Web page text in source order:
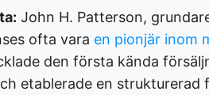
John H. Patterson,
ofta vara en pionjär inom
den första kända
etablerade en